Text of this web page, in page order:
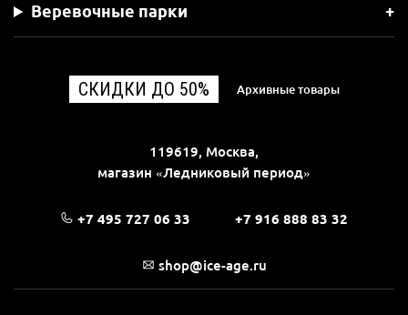
Веревочные парки
СКИДКИ ДО 50% Архивные товары
119619, Москва,
магазин «Ледниковый период»
+7 495 727 06 33 +7 916 888 83 32
shop@ice-age.ru